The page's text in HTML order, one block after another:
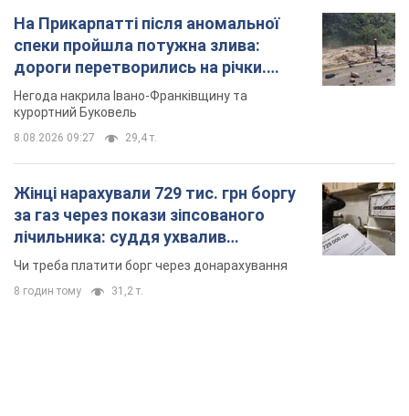
На Прикарпатті після аномальної
спеки пройшла потужна злива:
дороги перетворились на річки.
Відео
Негода накрила Івано-Франківщину та
курортний Буковель
8.08.2026 09:27 29,4 т.
Жінці нарахували 729 тис. грн боргу
за газ через покази зіпсованого
лічильника: суддя ухвалив
неочікуване рішення
Чи треба платити борг через донарахування
8 годин тому 31,2 т.